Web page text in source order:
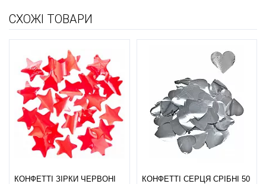
СХОЖІ ТОВАРИ
КОНФЕТТІ ЗІРКИ ЧЕРВОНІ
КОНФЕТТІ СЕРЦЯ СРІБНІ 50